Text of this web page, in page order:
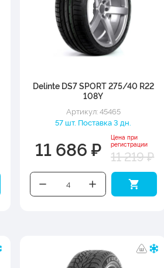
Delinte DS7 SPORT 275/40 R22
108Y
Артикул: 45465
57 шт. Поставка 3 дн.
11 686 ₽
Цена при
регистрации
11 219 ₽